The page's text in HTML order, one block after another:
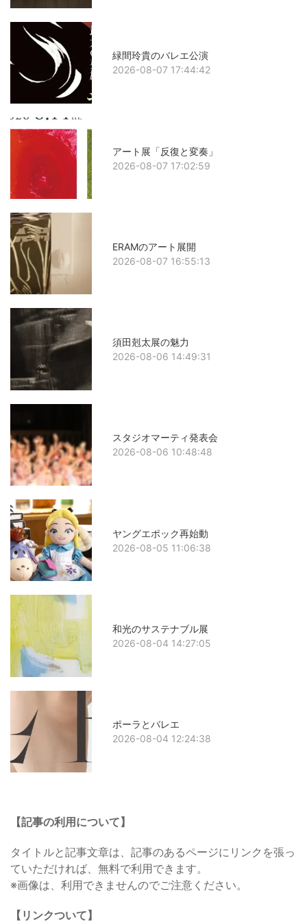
緑間玲貴のバレエ公演
2026-08-07 17:44:42
アート展「反復と変奏」
2026-08-07 17:02:59
ERAMのアート展開
2026-08-07 16:55:13
須田剋太展の魅力
2026-08-06 14:49:31
スタジオマーティ発表会
2026-08-06 10:48:48
ヤングエポック再始動
2026-08-05 11:06:38
和光のサステナブル展
2026-08-04 14:27:05
ポーラとバレエ
2026-08-04 12:24:38
【記事の利用について】
タイトルと記事文章は、記事のあるページにリンクを張っ
ていただければ、無料で利用できます。
※画像は、利用できませんのでご注意ください。
【リンクついて】